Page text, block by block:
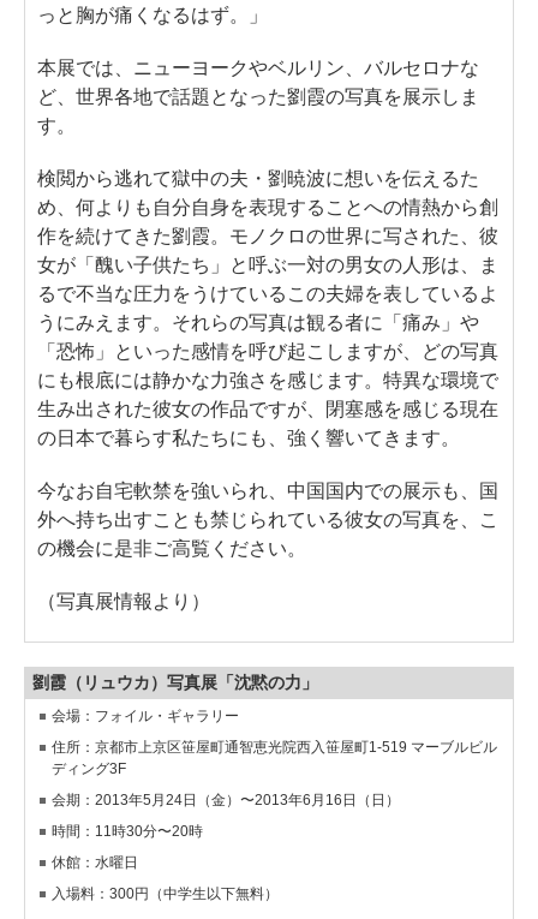
っと胸が痛くなるはず。」
本展では、ニューヨークやベルリン、バルセロナな
ど、世界各地で話題となった劉霞の写真を展示しま
す。
検閲から逃れて獄中の夫・劉暁波に想いを伝えるた
め、何よりも自分自身を表現することへの情熱から創
作を続けてきた劉霞。モノクロの世界に写された、彼
女が「醜い子供たち」と呼ぶ一対の男女の人形は、ま
るで不当な圧力をうけているこの夫婦を表しているよ
うにみえます。それらの写真は観る者に「痛み」や
「恐怖」といった感情を呼び起こしますが、どの写真
にも根底には静かな力強さを感じます。特異な環境で
生み出された彼女の作品ですが、閉塞感を感じる現在
の日本で暮らす私たちにも、強く響いてきます。
今なお自宅軟禁を強いられ、中国国内での展示も、国
外へ持ち出すことも禁じられている彼女の写真を、こ
の機会に是非ご高覧ください。
（写真展情報より）
劉霞（リュウカ）写真展「沈黙の力」
会場：フォイル・ギャラリー
住所：京都市上京区笹屋町通智恵光院西入笹屋町1-519 マーブルビル
ディング3F
会期：2013年5月24日（金）〜2013年6月16日（日）
時間：11時30分〜20時
休館：水曜日
入場料：300円（中学生以下無料）